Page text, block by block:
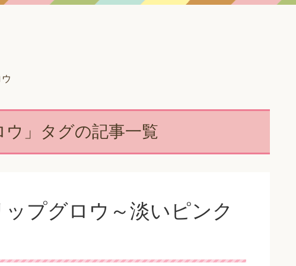
ウ」タグの記事一覧
プグロウ～淡いピンク